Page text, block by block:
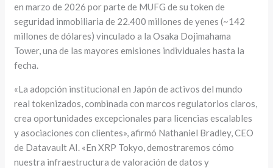
en marzo de 2026 por parte de MUFG de su token de
seguridad inmobiliaria de 22.400 millones de yenes (~142
millones de dólares) vinculado a la Osaka Dojimahama
Tower, una de las mayores emisiones individuales hasta la
fecha.
«La adopción institucional en Japón de activos del mundo
real tokenizados, combinada con marcos regulatorios claros,
crea oportunidades excepcionales para licencias escalables
y asociaciones con clientes», afirmó Nathaniel Bradley, CEO
de Datavault AI. «En XRP Tokyo, demostraremos cómo
nuestra infraestructura de valoración de datos y